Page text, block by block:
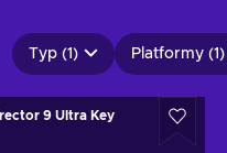
Typ (1) Platformy (1)
9 Ultra Key